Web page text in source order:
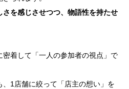
さを感じさせつつ、物語性を持たせ
着して「一人の参加者の視点」で
1店舗に絞って「店主の想い」を